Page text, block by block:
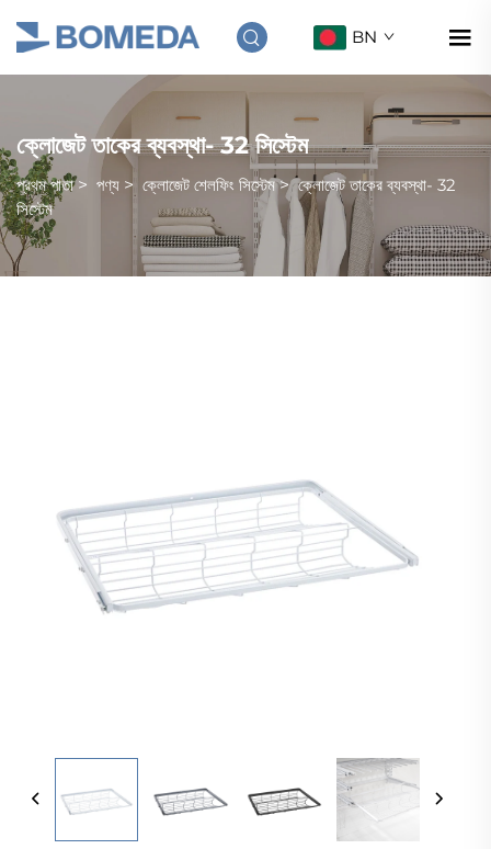
BN
ক্লোজেট তাকের ব্যবস্থা- 32 সিস্টেম
প্রথম পাতা> পণ্য > ক্লোজেট শেলফিং সিস্টেম>ক্লোজেট তাকের ব্যবস্থা- 32
সিস্টেম